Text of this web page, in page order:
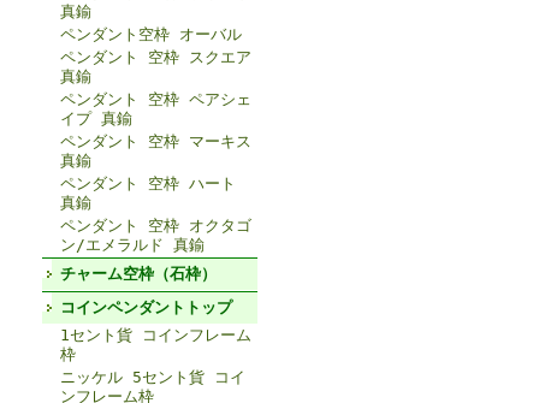
真鍮
ペンダント空枠 オーバル
ペンダント 空枠 スクエア
真鍮
ペンダント 空枠 ペアシェ
イプ 真鍮
ペンダント 空枠 マーキス
真鍮
ペンダント 空枠 ハート
真鍮
ペンダント 空枠 オクタゴ
ン/エメラルド 真鍮
チャーム空枠（石枠）
コインペンダントトップ
1セント貨 コインフレーム
枠
ニッケル 5セント貨 コイ
ンフレーム枠